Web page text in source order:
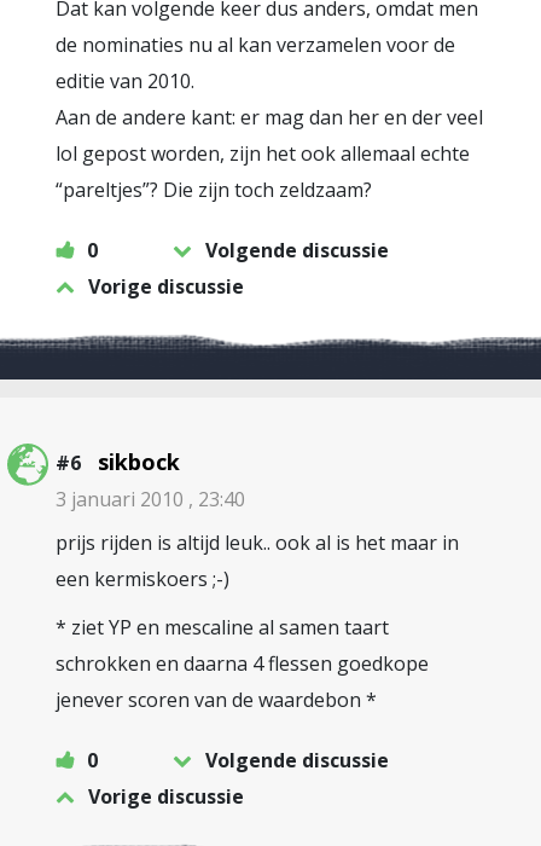
Dat kan volgende keer dus anders, omdat men
de nominaties nu al kan verzamelen voor de
editie van 2010.
Aan de andere kant: er mag dan her en der veel
lol gepost worden, zijn het ook allemaal echte
“pareltjes”? Die zijn toch zeldzaam?
0
Volgende discussie
Vorige discussie
#6 sikbock
3 januari 2010 , 23:40
prijs rijden is altijd leuk.. ook al is het maar in
een kermiskoers ;-)
* ziet YP en mescaline al samen taart
schrokken en daarna 4 flessen goedkope
jenever scoren van de waardebon *
0
Volgende discussie
Vorige discussie